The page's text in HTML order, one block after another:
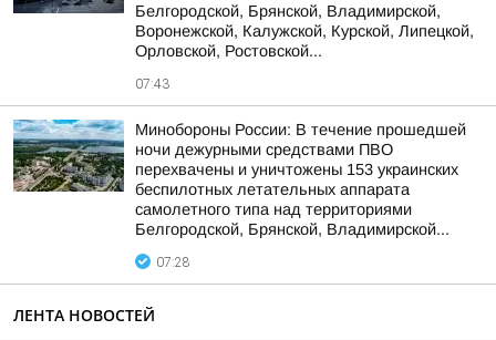
Белгородской, Брянской, Владимирской,
Воронежской, Калужской, Курской, Липецкой,
Орловской, Ростовской...
07:43
Минобороны России: В течение прошедшей
ночи дежурными средствами ПВО
перехвачены и уничтожены 153 украинских
беспилотных летательных аппарата
самолетного типа над территориями
Белгородской, Брянской, Владимирской...
07:28
ЛЕНТА НОВОСТЕЙ